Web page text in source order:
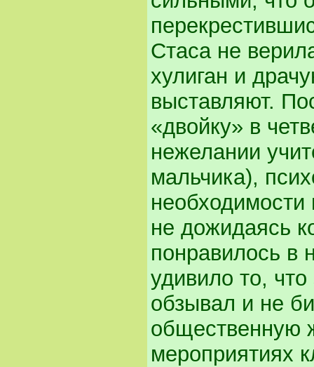
Стаса не
хулиган и
выставляют.
«двойку» в
нежелании
мальчика),
не дожидаясь
понравилось в
удивило то,
обзывал и не
общественную
мероприятиях